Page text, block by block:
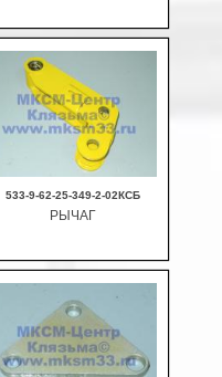
В корзину
В корзину
533-9-62-25-349-2-02КСБ
РЫЧАГ